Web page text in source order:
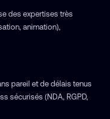
des expertises très
animation),
pareil et de délais tenus
sécurisés (NDA, RGPD,